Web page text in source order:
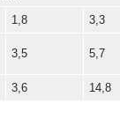
1,8
3,3
3,5 5,7
3,6 14,8